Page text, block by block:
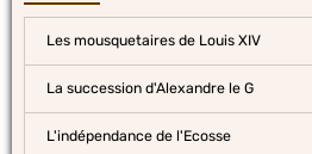
Les mousquetaires de Louis XIV
La succession d'Alexandre le G
L'indépendance de l'Ecosse